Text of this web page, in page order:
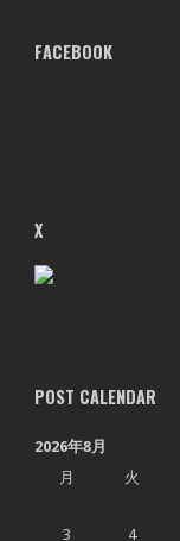
FACEBOOK
X
POST CALENDAR
2026年8月
月
火
3
4